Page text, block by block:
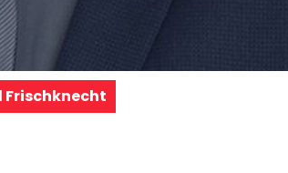
Frischknecht